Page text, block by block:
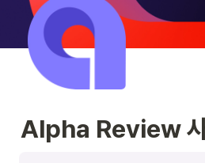
Alpha Review